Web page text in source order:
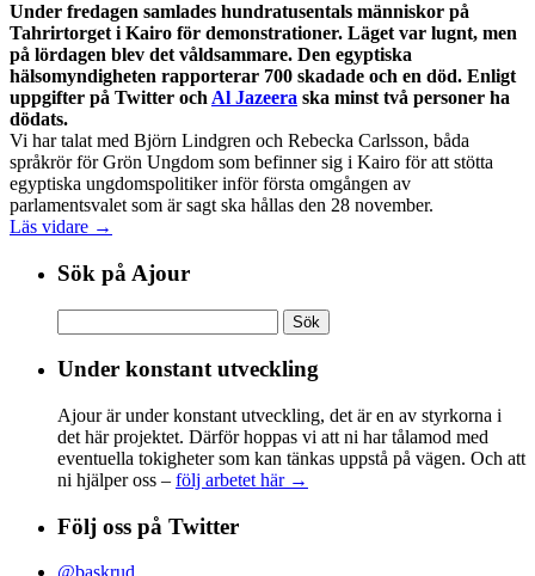
Under fredagen samlades hundratusentals människor på
Tahrirtorget i Kairo för demonstrationer. Läget var lugnt, men
på lördagen blev det våldsammare. Den egyptiska
hälsomyndigheten rapporterar 700 skadade och en död. Enligt
uppgifter på Twitter och Al Jazeera ska minst två personer ha
dödats.
Vi har talat med Björn Lindgren och Rebecka Carlsson, båda
språkrör för Grön Ungdom som befinner sig i Kairo för att stötta
egyptiska ungdomspolitiker inför första omgången av
parlamentsvalet som är sagt ska hållas den 28 november.
Läs vidare →
Sök på Ajour
efter:
Under konstant utveckling
Ajour är under konstant utveckling, det är en av styrkorna i
det här projektet. Därför hoppas vi att ni har tålamod med
eventuella tokigheter som kan tänkas uppstå på vägen. Och att
ni hjälper oss – följ arbetet här →
Följ oss på Twitter